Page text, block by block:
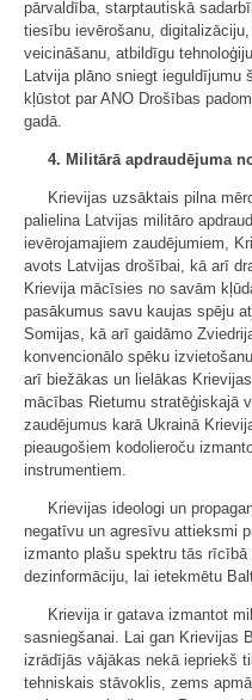
pārvaldība, starptautiskā
tiesību ievērošanu,
veicināšanu, atbildīgu
Latvija plāno sniegt
kļūstot par ANO Drošības
gadā.
4. Militārā apdraudējuma
Krievijas uzsāktais pilna
palielina Latvijas militāro
ievērojamajiem zaudējumiem,
avots Latvijas drošībai, kā arī
Krievija mācīsies no savām
pasākumus savu kaujas spēju
Somijas, kā arī gaidāmo
konvencionālo spēku
arī biežākas un lielākas
mācības Rietumu stratēģiskajā
zaudējumus karā Ukrainā
pieaugošiem kodolieroču
instrumentiem.
Krievijas ideologi un
negatīvu un agresīvu attieksmi
izmanto plašu spektru tās
dezinformāciju, lai ietekmētu
Krievija ir gatava izmantot
sasniegšanai. Lai gan Krievijas
izrādījās vājākas nekā iepriekš
tehniskais stāvoklis, zems